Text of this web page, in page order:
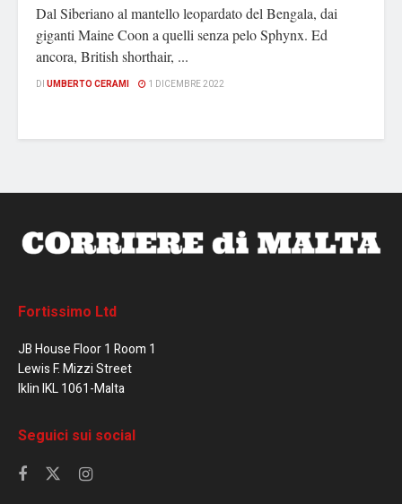
Dal Siberiano al mantello leopardato del Bengala, dai
giganti Maine Coon a quelli senza pelo Sphynx. Ed
ancora, British shorthair, ...
DI UMBERTO CERAMI 1 DICEMBRE 2022
Fortissimo Ltd
JB House Floor 1 Room 1
Lewis F. Mizzi Street
Iklin IKL 1061-Malta
Seguici sui social